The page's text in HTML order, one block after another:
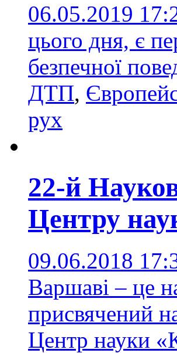
06.05.2019
цього дня, є
безпечної
ДТП,
рух
22-й
Центру
09.06.2018
Варшаві – це
присвячений
Центр науки